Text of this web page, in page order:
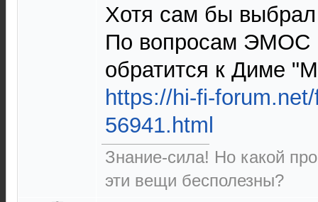
Хотя сам бы выбрал
По вопросам ЭМОС
обратится к Диме
https://hi-fi-
56941.html
Знание-сила! Но какой
эти вещи бесполезны?